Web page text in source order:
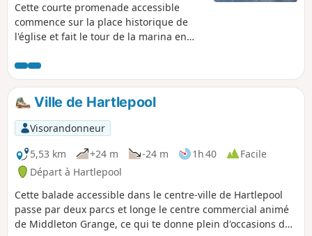
Cette courte promenade accessible
commence sur la place historique de
l'église et fait le tour de la marina en
singe de Hartlepool, les nouveaux
aménagements et certains des
bâtiments historiques du quartier.
Ville de Hartlepool
Visorandonneur
5,53 km
+24 m -24 m 1h 40
Facile
Départ à Hartlepool
Cette balade accessible dans le centre-ville de Hartlepool
passe par deux parcs et longe le centre commercial animé
de Middleton Grange, ce qui te donne plein d'occasions de